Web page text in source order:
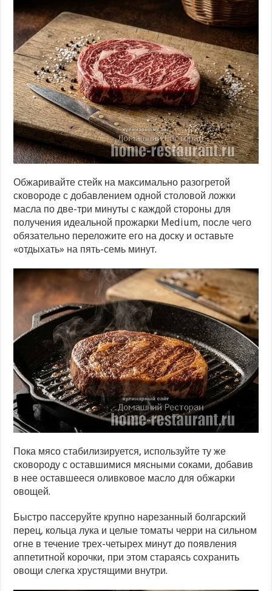
Обжаривайте стейк на максимально разогретой
сковороде с добавлением одной столовой ложки
масла по две-три минуты с каждой стороны для
получения идеальной прожарки Medium, после чего
обязательно переложите его на доску и оставьте
«отдыхать» на пять-семь минут.
Пока мясо стабилизируется, используйте ту же
сковороду с оставшимися мясными соками, добавив
в нее оставшееся оливковое масло для обжарки
овощей.
Быстро пассеруйте крупно нарезанный болгарский
перец, кольца лука и целые томаты черри на сильном
огне в течение трех-четырех минут до появления
аппетитной корочки, при этом стараясь сохранить
овощи слегка хрустящими внутри.